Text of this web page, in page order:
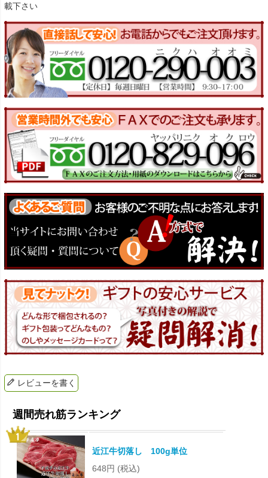
載下さい
レビューを書く
近江牛切落し 100g単位
648円 (税込)